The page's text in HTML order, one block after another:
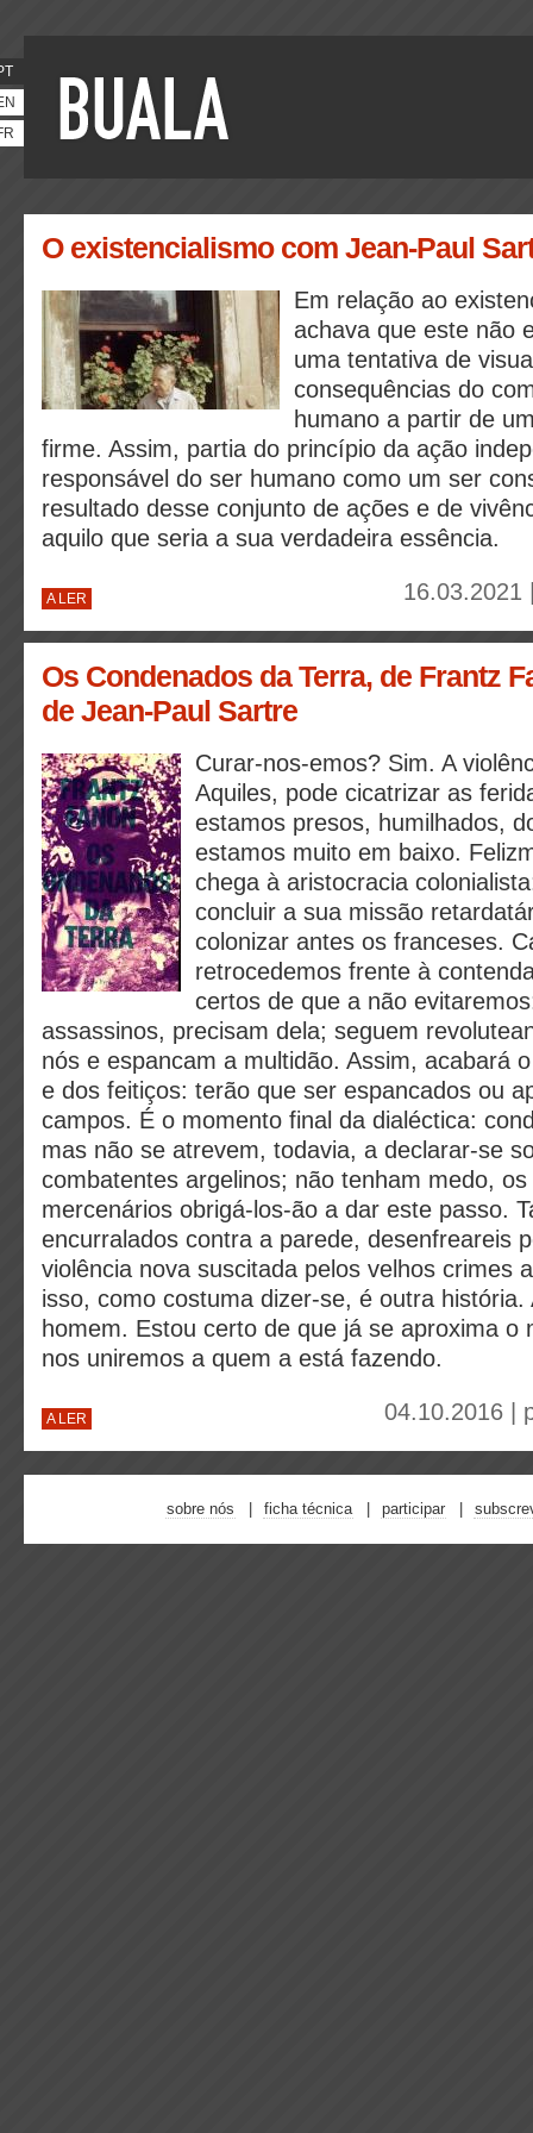
O existencialismo com Jean-Paul
Em relação ao
achava que este não
uma tentativa de
consequências do
humano a partir de
firme. Assim, partia do princípio da ação
responsável do ser humano como um ser
resultado desse conjunto de ações e de
aquilo que seria a sua verdadeira essência.
A LER
Os Condenados da Terra, de Frantz
de Jean-Paul Sartre
Curar-nos-emos? Sim. A
Aquiles, pode cicatrizar as
estamos presos, humilhados,
estamos muito em baixo.
chega à aristocracia
concluir a sua missão
colonizar antes os franceses.
retrocedemos frente à
certos de que a não
assassinos, precisam dela; seguem
nós e espancam a multidão. Assim, acabará
e dos feitiços: terão que ser espancados ou
campos. É o momento final da dialéctica:
mas não se atrevem, todavia, a declarar-se
combatentes argelinos; não tenham medo,
mercenários obrigá-los-ão a dar este passo.
encurralados contra a parede, desenfreareis
violência nova suscitada pelos velhos crimes
isso, como costuma dizer-se, é outra história.
homem. Estou certo de que já se aproxima o
nos uniremos a quem a está fazendo.
A LER 04.10.2016 |
sobre nós ficha técnica participar